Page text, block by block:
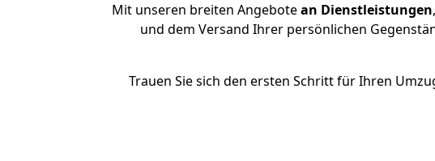
Mit unseren breiten Angebotean Dienstleistungen
und dem Versand Ihrer persönlichen
Trauen Sie sich den ersten Schritt für Ihren